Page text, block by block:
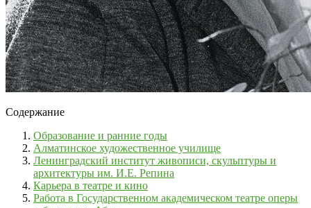
Содержание
Образование и ранние годы
Алматинское художественное училище
Ленинградский институт живописи, скульптуры и
архитектуры им. И.Е. Репина
Карьера в театре и кино
Работа в Государственном академическом театре оперы